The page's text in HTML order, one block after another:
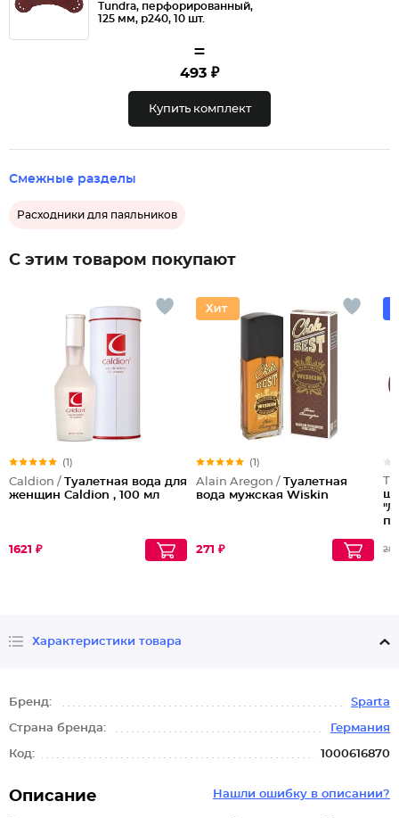
Tundra, перфорированный,
125 мм, р240, 10 шт.
=
493 ₽
Купить комплект
Смежные разделы
Расходники для паяльников
С этим товаром покупают
(1)
Caldion / Туалетная вода для
женщин Caldion , 100 мл
1621 ₽
(1)
Alain Aregon / Туалетная
вода мужская Wiskin
271 ₽ 283
Характеристики товара
Бренд: Sparta
Страна бренда: Германия
Код: 1000616870
Нашли ошибку в описании?
Описание